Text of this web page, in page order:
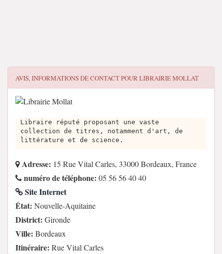
AVIS, INFORMATIONS DE CONTACT POURLIBRAIRIE MOLLAT
Libraire réputé proposant une vaste
collection de titres, notamment d'art, de
littérature et de science.
Adresse: 15 Rue Vital Carles, 33000 Bordeaux, France
numéro de téléphone: 05 56 56 40 40
Site Internet
État: Nouvelle-Aquitaine
District: Gironde
Ville: Bordeaux
Itinéraire: Rue Vital Carles